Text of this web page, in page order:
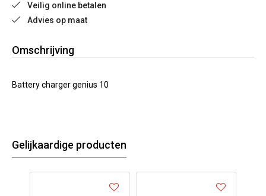
Veilig online betalen
Advies op maat
Omschrijving
Battery charger genius 10
Gelijkaardige producten